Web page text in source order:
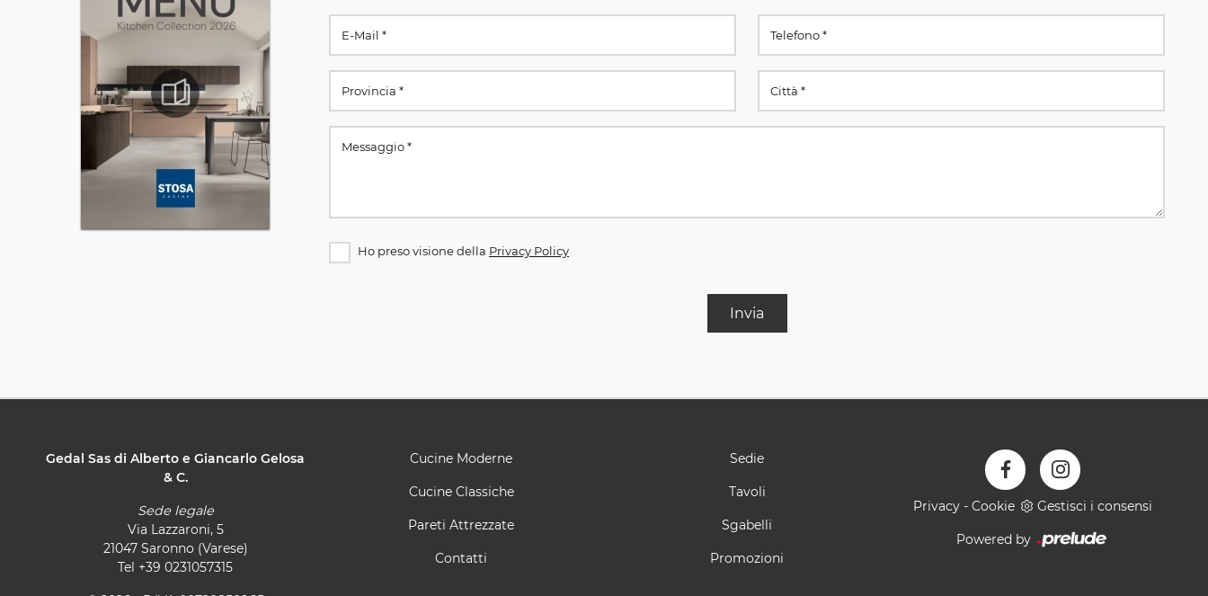
Ho preso visione della Privacy Policy
Invia
Gedal Sas di Alberto e Giancarlo Gelosa
& C.
Sede legale
Via Lazzaroni, 5
21047 Saronno (Varese)
Tel +39 0231057315
Cucine Moderne
Cucine Classiche
Pareti Attrezzate
Contatti
Sedie
Tavoli
Sgabelli
Promozioni
Privacy - Cookie Gestisci i consensi
Powered by